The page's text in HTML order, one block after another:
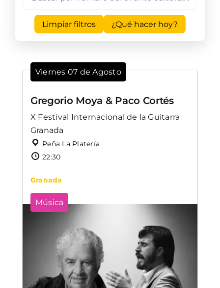
Limpiar filtros ¿Qué hacer hoy?
Viernes 07 de Agosto
Gregorio Moya & Paco Cortés
X Festival Internacional de la Guitarra
Granada
Peña La Platería
22:30
Granada
Música